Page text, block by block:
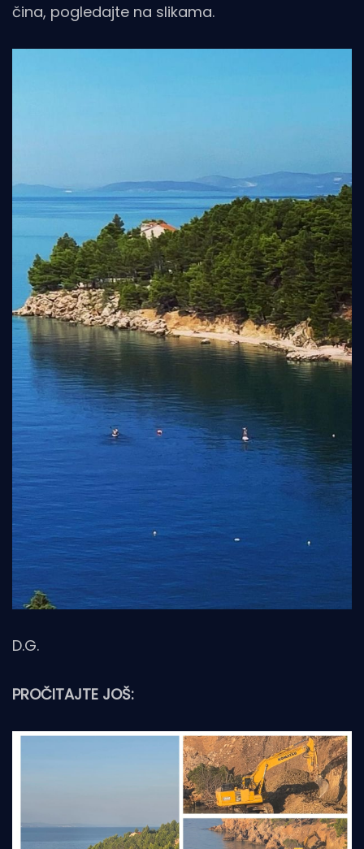
čina, pogledajte na slikama.
D.G.
PROČITAJTE JOŠ: